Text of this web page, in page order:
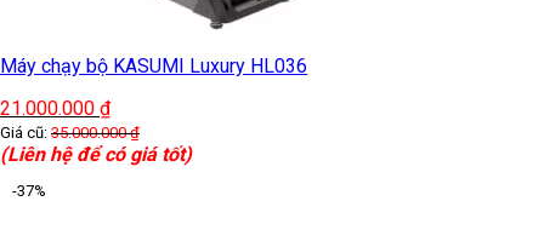
Máy chạy bộ KASUMI Luxury HL036
21.000.000 ₫
Giá cũ: 35.000.000₫
(Liên hệ để có giá tốt)
-37%